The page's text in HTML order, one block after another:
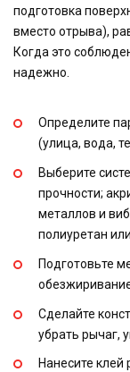
подготовка
вместо отрыва),
Когда это
надежно.
Определите
(улица, вода,
Выберите
прочности;
металлов и
полиуретан
Подготовьте
Сделайте
убрать рычаг,
Нанесите клей